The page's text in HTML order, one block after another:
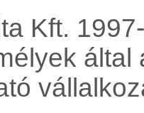
Kft.
által